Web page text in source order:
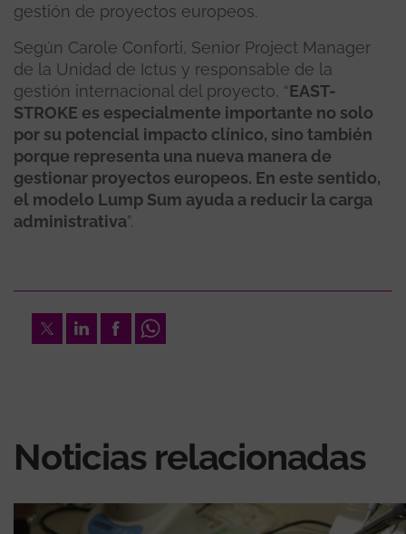
gestión de proyectos europeos.
Según Carole Conforti, Senior Project Manager
de la Unidad de Ictus y responsable de la
gestión internacional del proyecto, “EAST-
STROKE es especialmente importante no solo
por su potencial impacto clínico, sino también
porque representa una nueva manera de
gestionar proyectos europeos. En este sentido,
el modelo Lump Sum ayuda a reducir la carga
administrativa”.
TwitterLinkedInFacebookWhatsapp
Noticias relacionadas